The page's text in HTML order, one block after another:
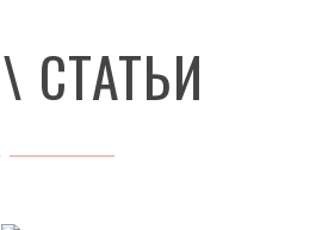
\ СТАТЬИ